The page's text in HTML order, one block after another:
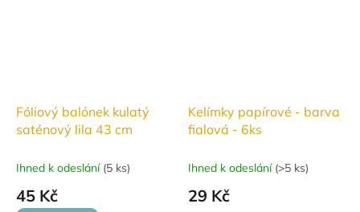
Fóliový balónek kulatý
saténový lila 43 cm
Ihned k odeslání (5 ks)
45 Kč
Kelímky papírové - barva
fialová - 6ks
Ihned k odeslání (>5 ks)
29 Kč